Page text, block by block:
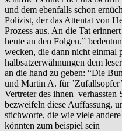
und dem ebenfalls schon
Polizist, der das Attentat von
Prozess aus. An die Tat
heute an den Folgen.”
wecken, die dann nicht einmal
halbsatzerwähnungen dem
an die hand zu geben: “Die
und Martin A. für
Vertreter des ihnen verhassten
bezweifeln diese Auffassung,
stichworte, die wie viele
könnten zum beispiel sein